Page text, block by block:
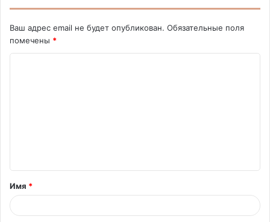
Ваш адрес email не будет опубликован. Обязательные поля
помечены *
т
а
Имя *